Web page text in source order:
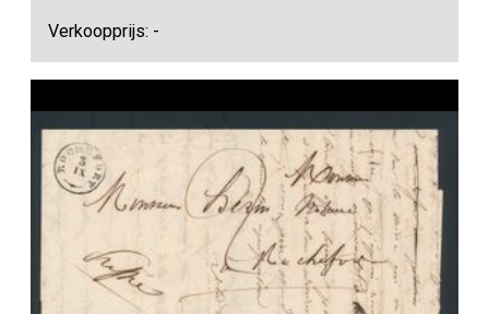
Verkoopprijs: -